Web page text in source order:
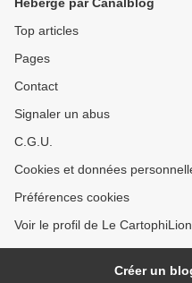
Top articles
Pages
Contact
Signaler un abus
C.G.U.
Cookies et données
Préférences cookies
Voir le profil de Le
Créer un